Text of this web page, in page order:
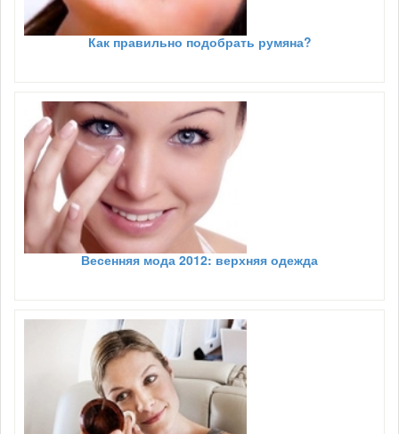
Как правильно подобрать румяна?
Весенняя мода 2012: верхняя одежда